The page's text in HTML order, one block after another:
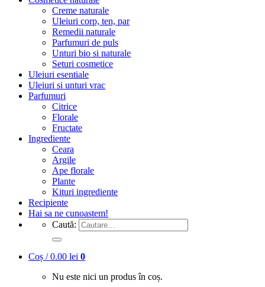
Creme naturale
Uleiuri corp, ten, par
Remedii naturale
Parfumuri de puls
Unturi bio si naturale
Seturi cosmetice
Uleiuri esentiale
Uleiuri si unturi vrac
Parfumuri
Citrice
Florale
Fructate
Ingrediente
Ceara
Argile
Ape florale
Plante
Kituri ingrediente
Recipiente
Hai sa ne cunoastem!
Caută:
Coș /0.00 lei 0
Nu este nici un produs în coș.